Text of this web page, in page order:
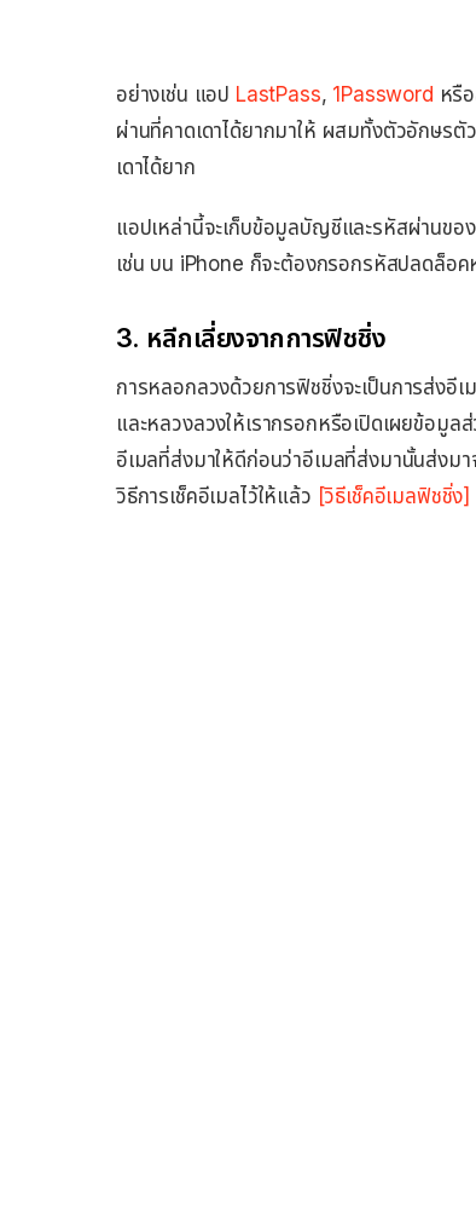
อย่างเช่น แอป LastPass, 1Password หรื
ผ่านที่คาดเดาได้ยากมาให้ ผสมทั้งตัวอักษรตั
เดาได้ยาก
แอปเหล่านี้จะเก็บข้อมูลบัญชีและรหัสผ่านขอ
เช่น บน iPhone ก็จะต้องกรอกรหัสปลดล็อ
3. หลีกเลี่ยงจากการฟิชชิ่ง
การหลอกลวงด้วยการฟิชชิ่งจะเป็นการส่งอี
และหลวงลวงให้เรากรอกหรือเปิดเผยข้อมู
อีเมลที่ส่งมาให้ดีก่อนว่าอีเมลที่ส่งมานั้นส่งม
วิธีการเช็คอีเมลไว้ให้แล้ว [วิธีเช็คอีเมลฟิชชิ่ง]